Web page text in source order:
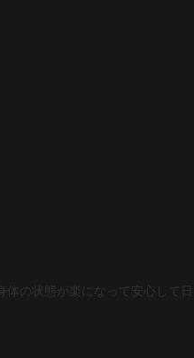
の状態が楽になって安心して日